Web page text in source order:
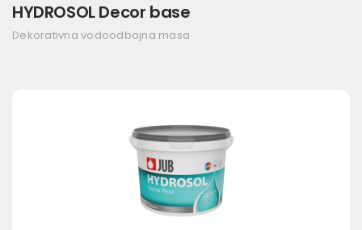
HYDROSOL Decor base
Dekorativna vodoodbojna masa